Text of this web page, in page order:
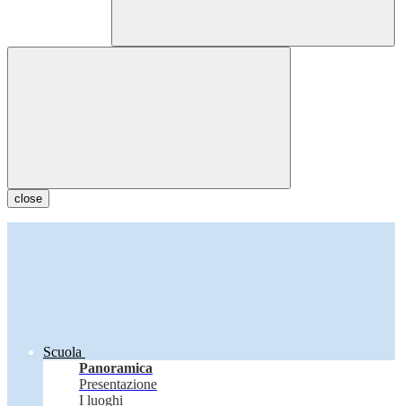
close
Scuola
Panoramica
Presentazione
I luoghi